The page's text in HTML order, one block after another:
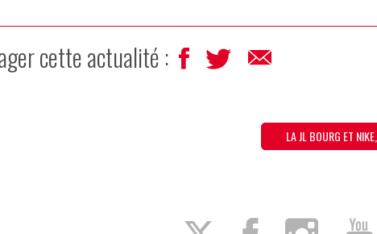
cette actualité :
LA JL BOURG ET NIKE,...